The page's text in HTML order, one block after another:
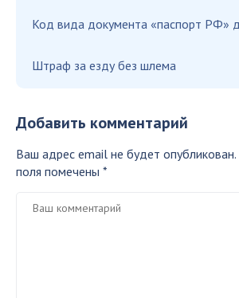
Код вида документа «паспорт РФ»
Штраф за езду без шлема
Добавить комментарий
Ваш адрес email не будет опубликован.
поля помечены *